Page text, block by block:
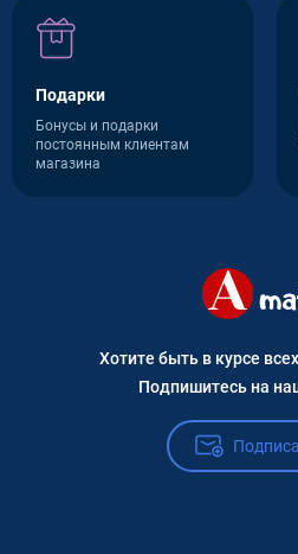
Подарки
Бонусы и подарки
постоянным клиентам
магазина
Хотите быть в курсе
Подпишитесь на